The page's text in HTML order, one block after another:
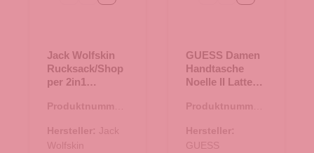
Jack Wolfskin
Rucksack/Shop
per 2in1
phantom all
Produktnummer:
Hersteller: Jack
Wolfskin
GUESS Damen
Handtasche
Noelle II Latte
Produktnummer:
Hersteller:
GUESS